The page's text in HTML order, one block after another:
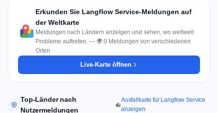
Erkunden Sie Langflow Service-Meldungen auf
der Weltkarte
Meldungen nach Ländern anzeigen und sehen, wo weltweit
Probleme auftreten. — 🌍 0 Meldungen von verschiedenen
Orten
Live-Karte öffnen
Top-Länder nach
Nutzermeldungen
Ausfallkarte für Langflow Service
anzeigen